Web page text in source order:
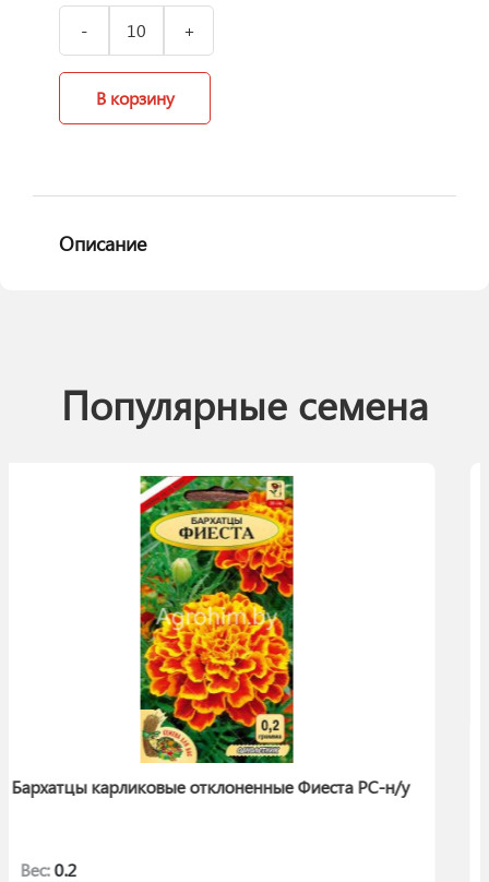
В корзину
Описание
Популярные семена
Фиеста РС-н/у Настурция Вьющаяся